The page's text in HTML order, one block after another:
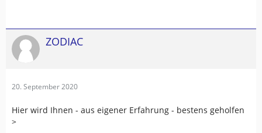
ZODIAC
20. September 2020
Hier wird Ihnen - aus eigener Erfahrung - bestens geholfen
>